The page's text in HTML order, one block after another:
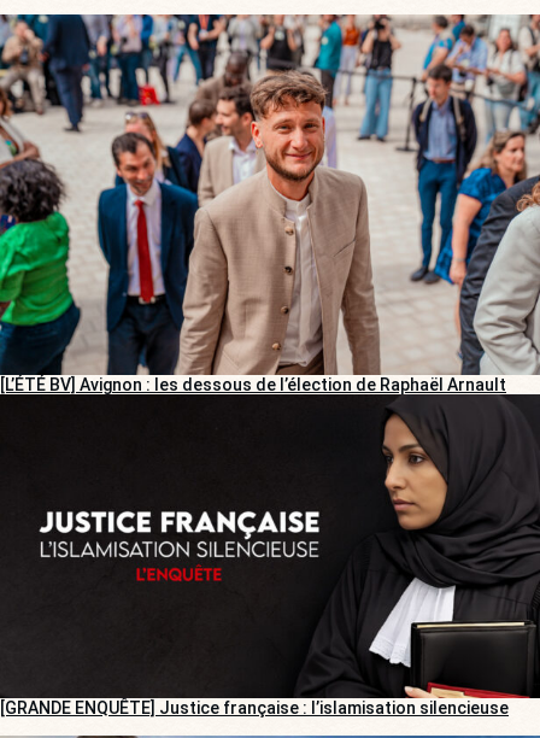
[L’ÉTÉ BV] Avignon : les dessous de l’élection de Raphaël Arnault
[GRANDE ENQUÊTE] Justice française : l’islamisation silencieuse